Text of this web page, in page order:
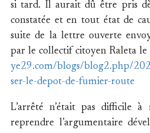
si tard. Il aurait dû être pris
constatée et en tout état de
suite de la lettre ouverte
par le collectif citoyen Raleta
ye29.com/blogs/blog2.php/
ser-le-depot-de-fumier-route
L’arrêté n’était pas difficile
reprendre l’argumentaire